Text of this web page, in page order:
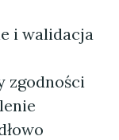
i walidacja
zgodności